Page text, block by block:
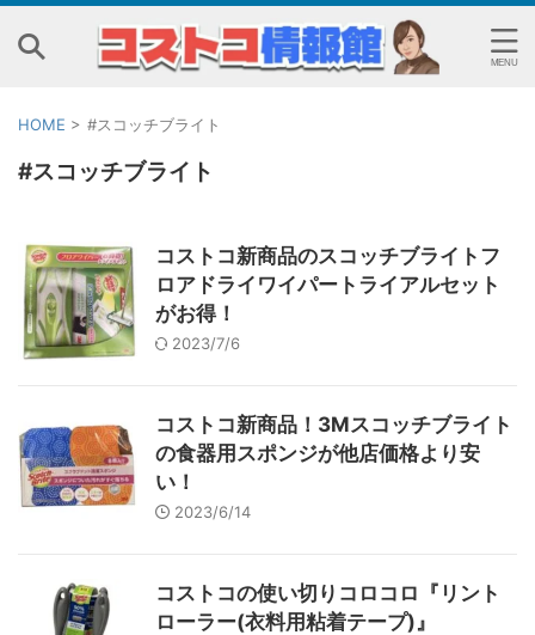
HOME > #スコッチブライト
#スコッチブライト
コストコ新商品のスコッチブライトフ
ロアドライワイパートライアルセット
がお得！
2023/7/6
コストコ新商品！3Mスコッチブライト
の食器用スポンジが他店価格より安
い！
2023/6/14
コストコの使い切りコロコロ『リント
ローラー(衣料用粘着テープ)』